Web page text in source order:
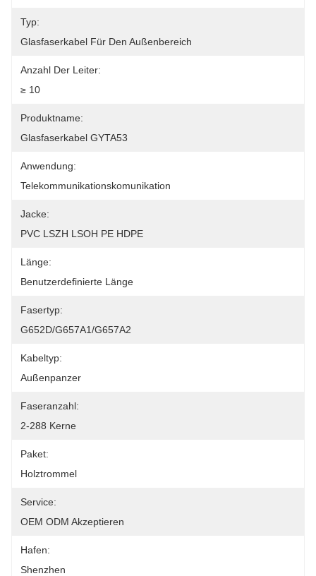
Typ:
Glasfaserkabel Für Den Außenbereich
Anzahl Der Leiter:
≥ 10
Produktname:
Glasfaserkabel GYTA53
Anwendung:
Telekommunikationskomunikation
Jacke:
PVC LSZH LSOH PE HDPE
Länge:
Benutzerdefinierte Länge
Fasertyp:
G652D/G657A1/G657A2
Kabeltyp:
Außenpanzer
Faseranzahl:
2-288 Kerne
Paket:
Holztrommel
Service:
OEM ODM Akzeptieren
Hafen:
Shenzhen